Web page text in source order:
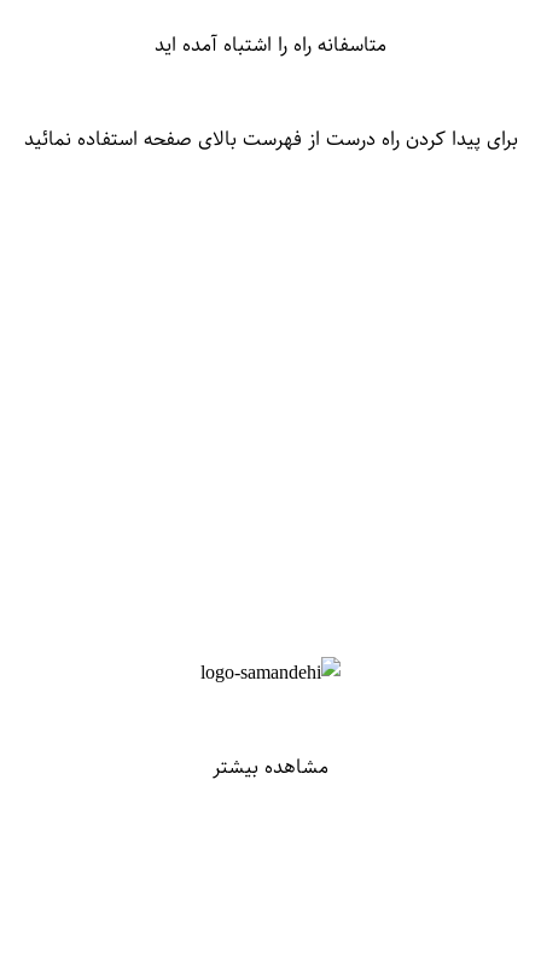
متاسفانه راه را اشتباه آمده اید
برای پیدا کردن راه درست از فهرست بالای صفحه استفاده نمائید
مشاهده بیشتر